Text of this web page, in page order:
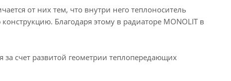
от них тем, что внутри него теплоноситель
Благодаря этому в радиаторе MONOLIT в
счет развитой геометрии теплопередающих